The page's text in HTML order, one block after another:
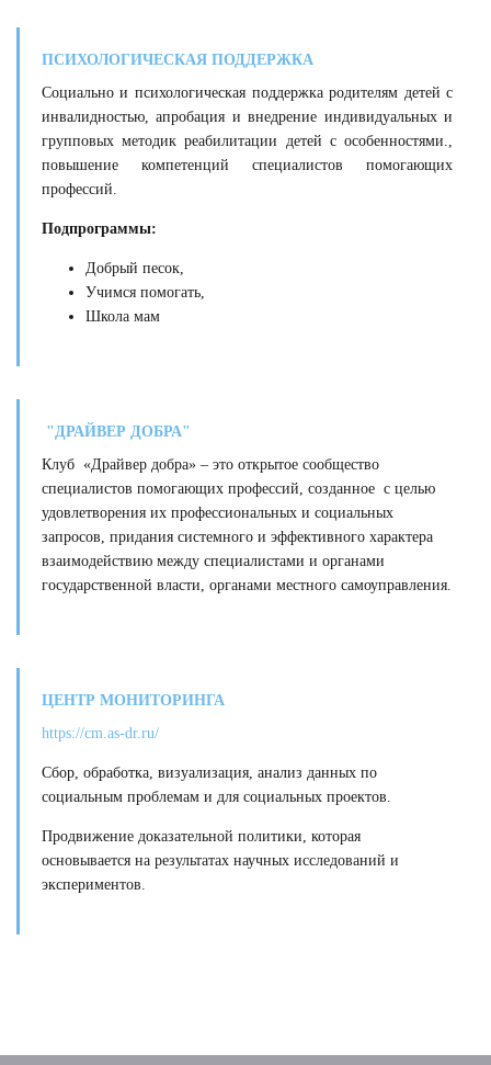
ПСИХОЛОГИЧЕСКАЯ ПОДДЕРЖКА
Социально и психологическая поддержка родителям детей с
инвалидностью, апробация и внедрение индивидуальных и
групповых методик реабилитации детей с особенностями.,
повышение компетенций специалистов помогающих
профессий.
Подпрограммы:
Добрый песок,
Учимся помогать,
Школа мам
"ДРАЙВЕР ДОБРА"
Клуб «Драйвер добра» – это открытое сообщество
специалистов помогающих профессий, созданное с целью
удовлетворения их профессиональных и социальных
запросов, придания системного и эффективного характера
взаимодействию между специалистами и органами
государственной власти, органами местного самоуправления.
ЦЕНТР МОНИТОРИНГА
https://cm.as-dr.ru/
Сбор, обработка, визуализация, анализ данных по
социальным проблемам и для социальных проектов.
Продвижение доказательной политики, которая
основывается на результатах научных исследований и
экспериментов.